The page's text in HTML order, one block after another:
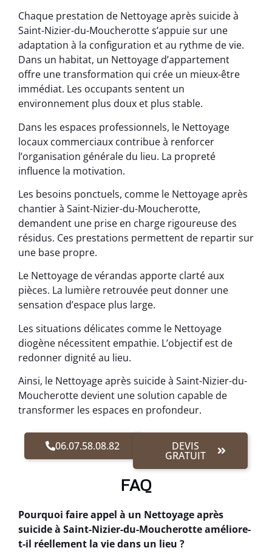
Chaque prestation de Nettoyage après suicide à
Saint-Nizier-du-Moucherotte s’appuie sur une
adaptation à la configuration et au rythme de vie.
Dans un habitat, un Nettoyage d’appartement
offre une transformation qui crée un mieux-être
immédiat. Les occupants sentent un
environnement plus doux et plus stable.
Dans les espaces professionnels, le Nettoyage
locaux commerciaux contribue à renforcer
l’organisation générale du lieu. La propreté
influence la motivation.
Les besoins ponctuels, comme le Nettoyage après
chantier à Saint-Nizier-du-Moucherotte,
demandent une prise en charge rigoureuse des
résidus. Ces prestations permettent de repartir sur
une base propre.
Le Nettoyage de vérandas apporte clarté aux
pièces. La lumière retrouvée peut donner une
sensation d’espace plus large.
Les situations délicates comme le Nettoyage
diogène nécessitent empathie. L’objectif est de
redonner dignité au lieu.
Ainsi, le Nettoyage après suicide à Saint-Nizier-du-
Moucherotte devient une solution capable de
transformer les espaces en profondeur.
06.07.58.08.82 DEVIS
GRATUIT
FAQ
Pourquoi faire appel à un Nettoyage après
suicide à Saint-Nizier-du-Moucherotte améliore-
t-il réellement la vie dans un lieu ?